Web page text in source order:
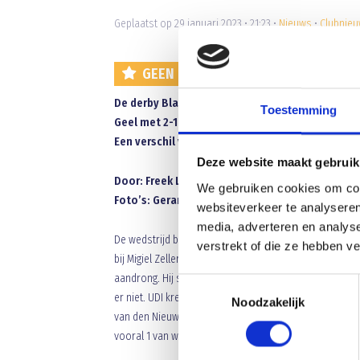
Toestemming
Deze website maakt
We gebruiken cookies om
websiteverkeer te
media, adverteren en
verstrekt of die ze hebben
Toestemmingsselectie
Noodzakelijk
Geplaatst op 29 januari 2023 • 21:23 • Nieuws •
GEEN HOOGSTAAND VOETBAL
De derby Blauw Geel – UDI staat weer na jaren
Geel met 2-1 van UDI in Uden. Nu dus
Een verschil van 31 punten. Maar een derby is
Door: Freek Laurijssen
Foto’s: Gerard Beekmans
De wedstrijd begon van beide kanten slordig. Na 2
bij Migiel Zeller. Zijn kopbal ging naast. UDI en Blauw
aandrong. Hij stoomde op via rechts en zijn voorzet
er niet. UDI kreeg nog een kans maar de aanvaller
van den Nieuwenhof die vanaf 40 meter een kans
vooral 1 van weinig kansen en veel proberen. Beide